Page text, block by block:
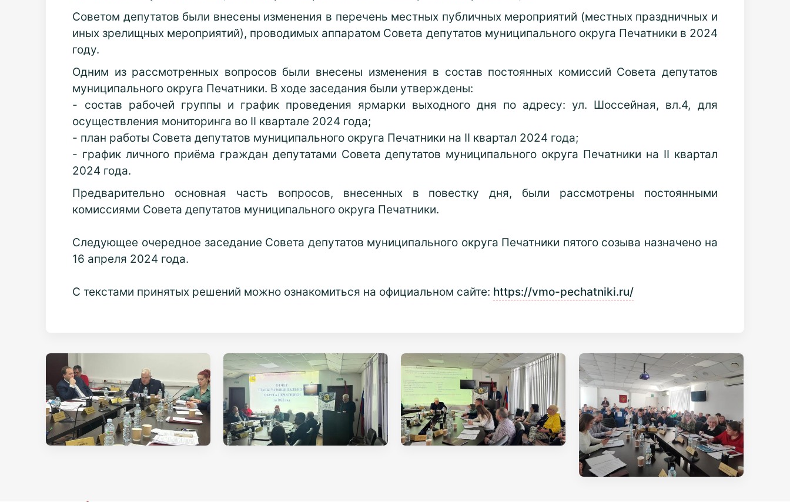
Советом депутатов были внесены изменения в перечень местных публичных мероприятий (местных праздничных и
иных зрелищных мероприятий), проводимых аппаратом Совета депутатов муниципального округа Печатники в 2024
году.
Одним из рассмотренных вопросов были внесены изменения в состав постоянных комиссий Совета депутатов
муниципального округа Печатники. В ходе заседания были утверждены:
- состав рабочей группы и график проведения ярмарки выходного дня по адресу: ул. Шоссейная, вл.4, для
осуществления мониторинга во II квартале 2024 года;
- план работы Совета депутатов муниципального округа Печатники на II квартал 2024 года;
- график личного приёма граждан депутатами Совета депутатов муниципального округа Печатники на II квартал
2024 года.
Предварительно основная часть вопросов, внесенных в повестку дня, были рассмотрены постоянными
комиссиями Совета депутатов муниципального округа Печатники.
Следующее очередное заседание Совета депутатов муниципального округа Печатники пятого созыва назначено на
16 апреля 2024 года.
С текстами принятых решений можно ознакомиться на официальном сайте: https://vmo-pechatniki.ru/